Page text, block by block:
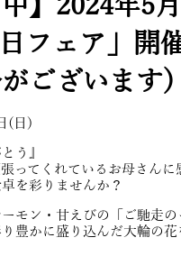
中】2024年5
フェア」開
ございます)
(日)
う』
ってくれているお母さん
を彩りませんか？
ーモン・甘えびの「ご馳走
豊かに盛り込んだ大輪の